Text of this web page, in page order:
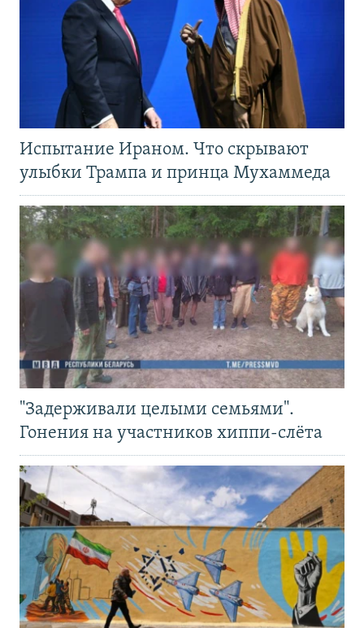
Испытание Ираном. Что скрывают
улыбки Трампа и принца Мухаммеда
"Задерживали целыми семьями".
Гонения на участников хиппи-слёта